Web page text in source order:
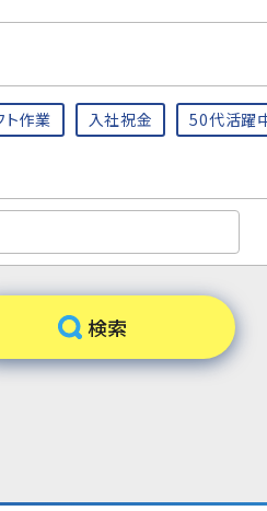
ト作業 入社祝金 50代活躍